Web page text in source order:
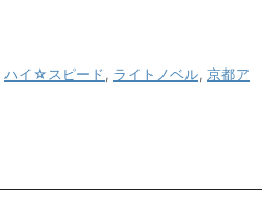
ハイ☆スピード, ライトノベル, 京都ア